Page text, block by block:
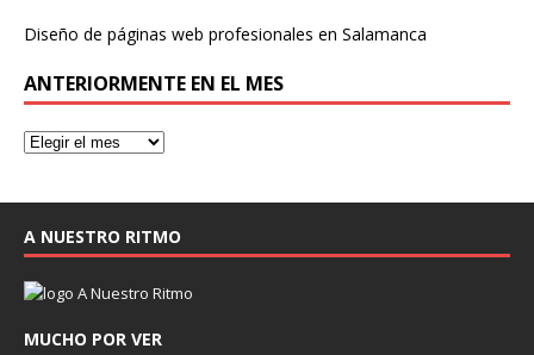
Diseño de páginas web profesionales en Salamanca
ANTERIORMENTE EN EL MES
A NUESTRO RITMO
MUCHO POR VER